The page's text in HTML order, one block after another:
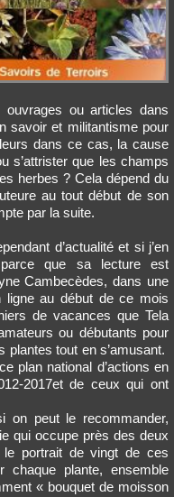
ou articles dans
savoir et militantisme pour
dans ce cas, la cause
s’attrister que les champs
herbes ? Cela dépend du
au tout début de son
par la suite.
d’actualité et si j’en
parce que sa lecture est
Cambecèdes, dans une
ligne au début de ce mois
de vacances que Tela
ou débutants pour
tout en s’amusant.
plan national d’actions en
2017et de ceux qui ont
on peut le recommander,
qui occupe près des deux
le portrait de vingt de ces
chaque plante, ensemble
« bouquet de moisson